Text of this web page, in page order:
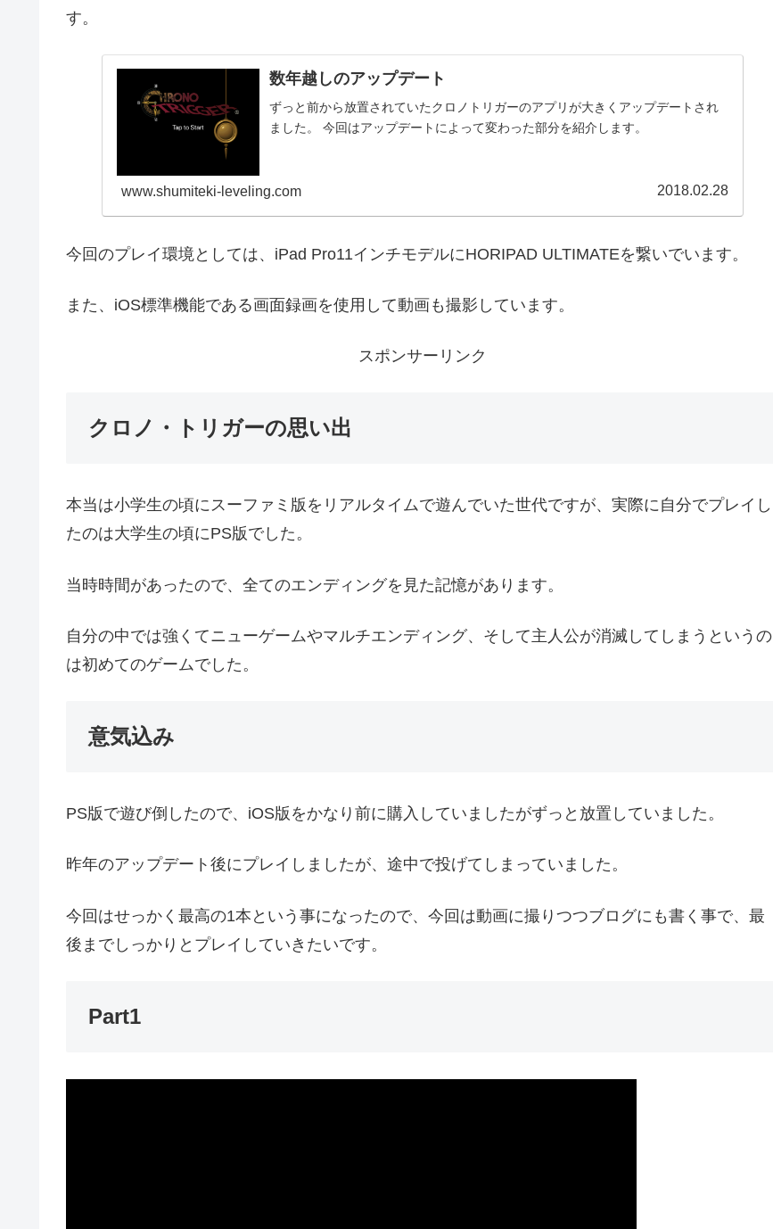
す。
数年越しのアップデート
ずっと前から放置されていたクロノトリガーのアプリが大きくアップデートされ
ました。 今回はアップデートによって変わった部分を紹介します。
www.shumiteki-leveling.com 2018.02.28
今回のプレイ環境としては、iPad Pro11インチモデルにHORIPAD ULTIMATEを繋いでいます。
また、iOS標準機能である画面録画を使用して動画も撮影しています。
スポンサーリンク
クロノ・トリガーの思い出
本当は小学生の頃にスーファミ版をリアルタイムで遊んでいた世代ですが、実際に自分でプレイし
たのは大学生の頃にPS版でした。
当時時間があったので、全てのエンディングを見た記憶があります。
自分の中では強くてニューゲームやマルチエンディング、そして主人公が消滅してしまうというの
は初めてのゲームでした。
意気込み
PS版で遊び倒したので、iOS版をかなり前に購入していましたがずっと放置していました。
昨年のアップデート後にプレイしましたが、途中で投げてしまっていました。
今回はせっかく最高の1本という事になったので、今回は動画に撮りつつブログにも書く事で、最
後までしっかりとプレイしていきたいです。
Part1